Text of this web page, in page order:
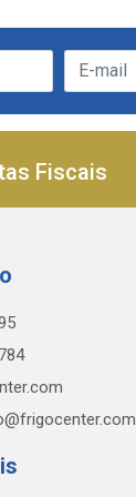
Fiscais